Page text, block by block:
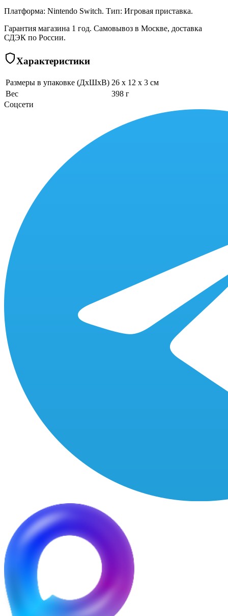
Платформа: Nintendo Switch. Тип: Игровая приставка.
Гарантия магазина 1 год. Самовывоз в Москве, доставка
СДЭК по России.
Характеристики
Размеры в упаковке (ДхШхВ) 26 x 12 x 3 см
Вес
398 г
Соцсети